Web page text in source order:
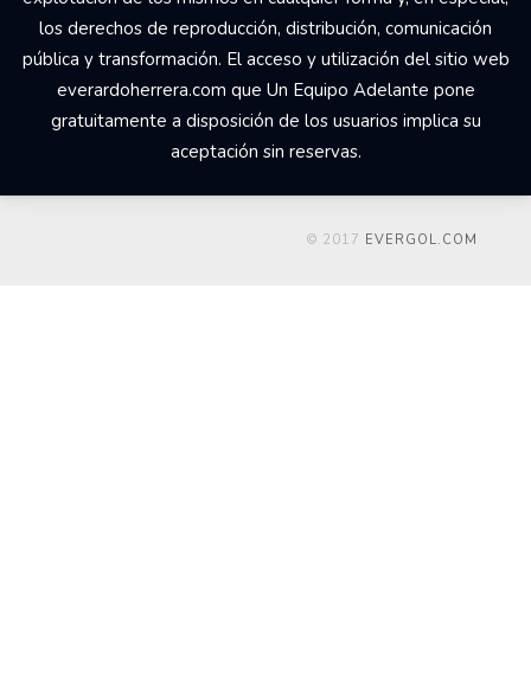
los derechos de reproducción, distribución, comunicación
pública y transformación. El acceso y utilización del sitio web
everardoherrera.com que Un Equipo Adelante pone
gratuitamente a disposición de los usuarios implica su
aceptación sin reservas.
© 2017 EVERGOL.COM